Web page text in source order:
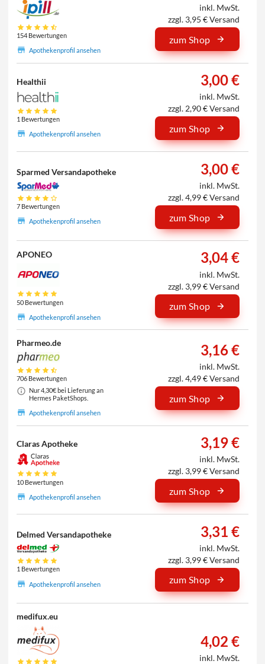
154 Bewertungen
Apothekenprofil ansehen
inkl. MwSt.
zzgl. 3,95 € Versand
zum Shop
Healthii
1 Bewertungen
Apothekenprofil ansehen
3,00 €
inkl. MwSt.
zzgl. 2,90 € Versand
zum Shop
Sparmed Versandapotheke
7 Bewertungen
Apothekenprofil ansehen
3,00 €
inkl. MwSt.
zzgl. 4,99 € Versand
zum Shop
APONEO
50 Bewertungen
Apothekenprofil ansehen
3,04 €
inkl. MwSt.
zzgl. 3,99 € Versand
zum Shop
Pharmeo.de
706 Bewertungen
Nur 4,30€ bei Lieferung an
Hermes PaketShops.
Apothekenprofil ansehen
3,16 €
inkl. MwSt.
zzgl. 4,49 € Versand
zum Shop
Claras Apotheke
10 Bewertungen
Apothekenprofil ansehen
3,19 €
inkl. MwSt.
zzgl. 3,99 € Versand
zum Shop
Delmed Versandapotheke
1 Bewertungen
Apothekenprofil ansehen
3,31 €
inkl. MwSt.
zzgl. 3,99 € Versand
zum Shop
medifux.eu
4,02 €
inkl. MwSt.